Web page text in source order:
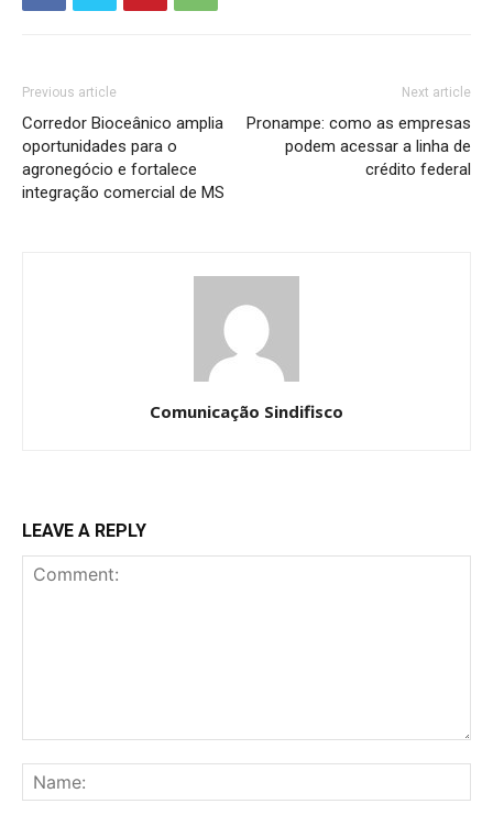
Previous article
Corredor Bioceânico amplia
oportunidades para o
agronegócio e fortalece
integração comercial de MS
Next article
Pronampe: como as empresas
podem acessar a linha de
crédito federal
Comunicação Sindifisco
LEAVE A REPLY